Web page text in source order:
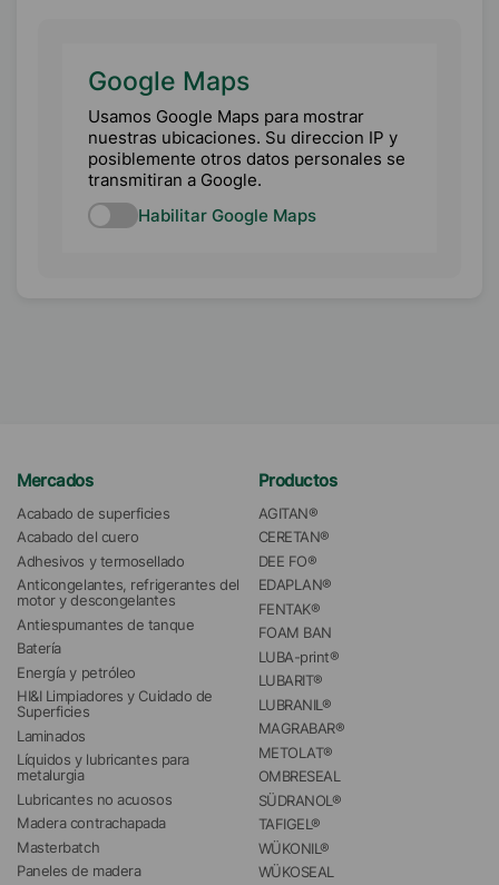
Google Maps
Usamos Google Maps para mostrar
nuestras ubicaciones. Su direccion IP y
posiblemente otros datos personales se
transmitiran a Google.
Habilitar Google Maps
Mercados
Acabado de superficies
Acabado del cuero
Adhesivos y termosellado
Anticongelantes, refrigerantes del
motor y descongelantes
Antiespumantes de tanque
Batería
Energía y petróleo
HI&I Limpiadores y Cuidado de
Superficies
Laminados
Líquidos y lubricantes para
metalurgia
Lubricantes no acuosos
Madera contrachapada
Masterbatch
Paneles de madera
Productos
AGITAN®
CERETAN®
DEE FO®
EDAPLAN®
FENTAK®
FOAM BAN
LUBA-print®
LUBARIT®
LUBRANIL®
MAGRABAR®
METOLAT®
OMBRESEAL
SÜDRANOL®
TAFIGEL®
WÜKONIL®
WÜKOSEAL